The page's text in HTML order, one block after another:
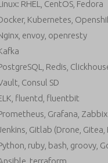
RHEL, CentOS, Fedora
Kubernetes,
envoy, openresty
Redis,
Consul SD
fluentd, fluentbit
Grafana, Zabbix
Gitlab (Drone,
ruby, bash, groovy,
terraform